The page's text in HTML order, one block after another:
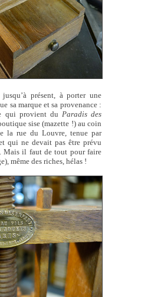
présent, à porter une
sa marque et sa provenance :
qui provient du Paradis des
sise (mazette !) au coin
la rue du Louvre, tenue par
qui ne devait pas être prévu
Mais il faut de tout pour faire
même des riches, hélas !